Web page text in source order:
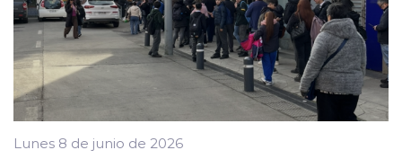
Lunes 8 de junio de 2026